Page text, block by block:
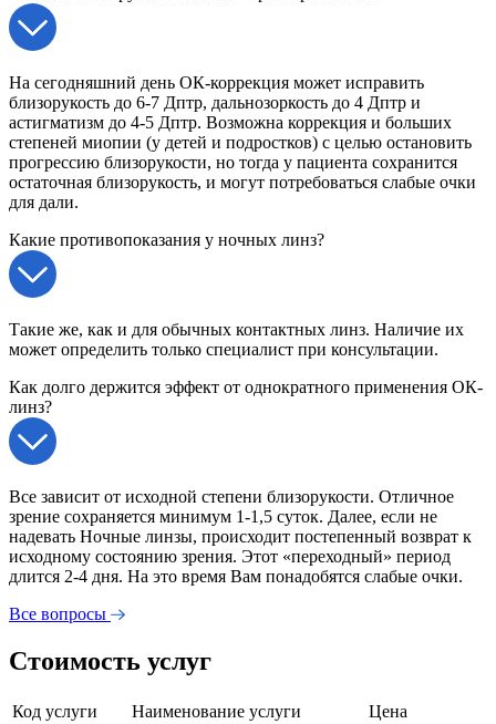
На сегодняшний день ОК-коррекция может исправить
близорукость до 6-7 Дптр, дальнозоркость до 4 Дптр и
астигматизм до 4-5 Дптр. Возможна коррекция и больших
степеней миопии (у детей и подростков) с целью остановить
прогрессию близорукости, но тогда у пациента сохранится
остаточная близорукость, и могут потребоваться слабые очки
для дали.
Какие противопоказания у ночных линз?
Такие же, как и для обычных контактных линз. Наличие их
может определить только специалист при консультации.
Как долго держится эффект от однократного применения ОК-
линз?
Все зависит от исходной степени близорукости. Отличное
зрение сохраняется минимум 1-1,5 суток. Далее, если не
надевать Ночные линзы, происходит постепенный возврат к
исходному состоянию зрения. Этот «переходный» период
длится 2-4 дня. На это время Вам понадобятся слабые очки.
Все вопросы
Стоимость услуг
Код услуги Наименование услуги Цена